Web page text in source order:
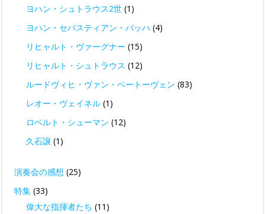
ヨハン・シュトラウス2世 (1)
ヨハン・セバスティアン・バッハ (4)
リヒャルト・ヴァーグナー (15)
リヒャルト・シュトラウス (12)
ルードヴィヒ・ヴァン・ベートーヴェン (83)
レオー・ヴェイネル (1)
ロベルト・シューマン (12)
久石譲 (1)
演奏会の感想 (25)
特集 (33)
偉大な指揮者たち (11)